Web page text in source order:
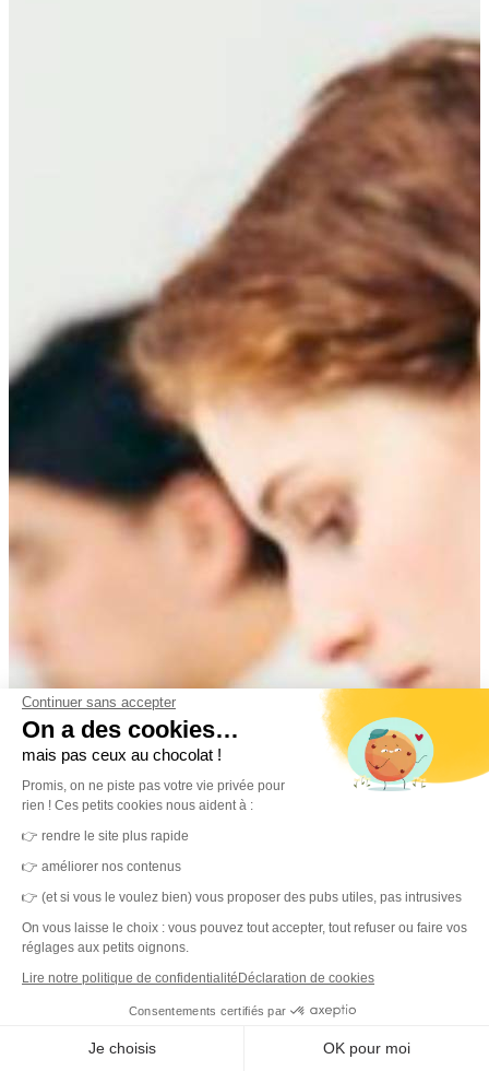
Continuer sans accepter
On a des cookies…
mais pas ceux au chocolat !
Promis, on ne piste pas votre vie privée pour
rien ! Ces petits cookies nous aident à :
👉 rendre le site plus rapide
👉 améliorer nos contenus
👉 (et si vous le voulez bien) vous proposer des pubs utiles, pas intrusives
On vous laisse le choix : vous pouvez tout accepter, tout refuser ou faire vos
réglages aux petits oignons.
Lire notre politique de confidentialité Déclaration de cookies
Consentements certifiés par
Je choisis OK pour moi